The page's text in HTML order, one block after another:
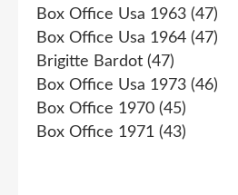
Box Office Usa 1963 (47)
Box Office Usa 1964 (47)
Brigitte Bardot (47)
Box Office Usa 1973 (46)
Box Office 1970 (45)
Box Office 1971 (43)